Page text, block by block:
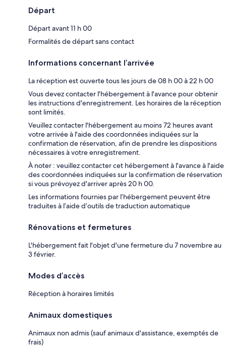
Départ
Départ avant 11 h 00
Formalités de départ sans contact
Informations concernant l’arrivée
La réception est ouverte tous les jours de 08 h 00 à 22 h 00
Vous devez contacter l'hébergement à l'avance pour obtenir
les instructions d'enregistrement. Les horaires de la réception
sont limités.
Veuillez contacter l'hébergement au moins 72 heures avant
votre arrivée à l'aide des coordonnées indiquées sur la
confirmation de réservation, afin de prendre les dispositions
nécessaires à votre enregistrement.
À noter : veuillez contacter cet hébergement à l'avance à l'aide
des coordonnées indiquées sur la confirmation de réservation
si vous prévoyez d'arriver après 20 h 00.
Les informations fournies par l’hébergement peuvent être
traduites à l’aide d’outils de traduction automatique
Rénovations et fermetures
L'hébergement fait l'objet d'une fermeture du 7 novembre au
3 février.
Modes d’accès
Réception à horaires limités
Animaux domestiques
Animaux non admis (sauf animaux d'assistance, exemptés de
frais)